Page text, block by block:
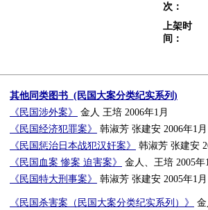
次：
上架时
间：
其他同类图书 (民国大案分类纪实系列)
《民国涉外案》
金人 王培 2006年1月
《民国经济犯罪案》
韩淑芳 张建安 2006年1月
《民国惩治日本战犯汉奸案》
韩淑芳 张建安
《民国血案 惨案 迫害案》
金人、王培 2005年
《民国特大刑事案》
韩淑芳 张建安 2005年1月
《民国杀害案（民国大案分类纪实系列）》
金